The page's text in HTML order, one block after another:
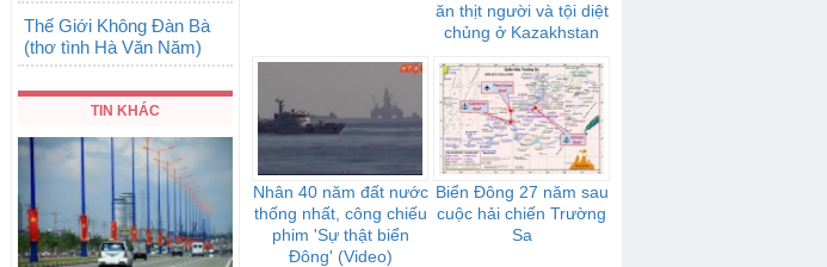
Thế Giới Không Đàn Bà
(thơ tình Hà Văn Năm)
TIN KHÁC
ăn thịt người và tội diệt
chủng ở Kazakhstan
Nhân 40 năm đất nước
thống nhất, công chiếu
phim 'Sự thật biển
Đông' (Video)
Biển Đông 27 năm sau
cuộc hải chiến Trường
Sa